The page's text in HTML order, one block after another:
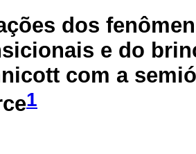
dos
e do
com a
1